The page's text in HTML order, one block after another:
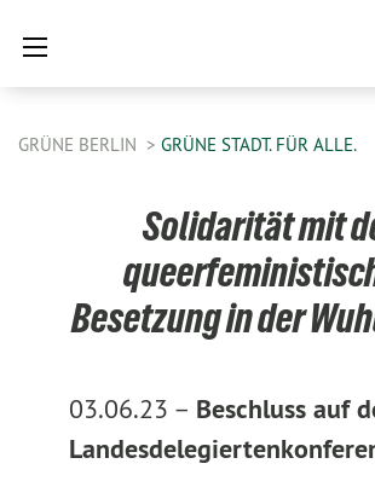
GRÜNE BERLIN GRÜNE STADT. FÜR ALLE.
Solidarität mit
Besetzung in der
03.06.23 – Beschluss auf